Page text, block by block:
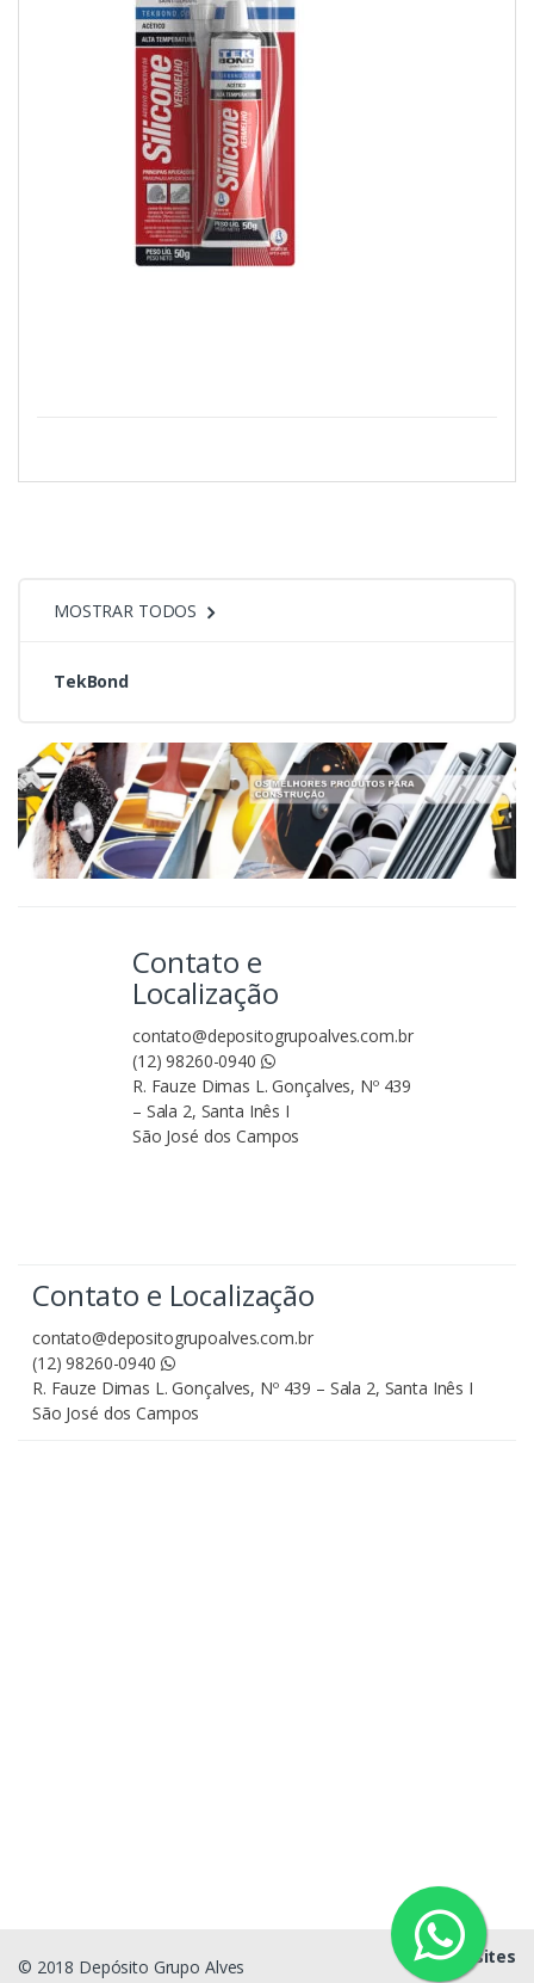
MOSTRAR TODOS
TekBond
Contato e
Localização
contato@depositogrupoalves.com.br
(12) 98260-0940
R. Fauze Dimas L. Gonçalves, Nº 439
– Sala 2, Santa Inês I
São José dos Campos
Contato e Localização
contato@depositogrupoalves.com.br
(12) 98260-0940
R. Fauze Dimas L. Gonçalves, Nº 439 – Sala 2, Santa Inês I
São José dos Campos
© 2018 Depósito Grupo Alves g1sites